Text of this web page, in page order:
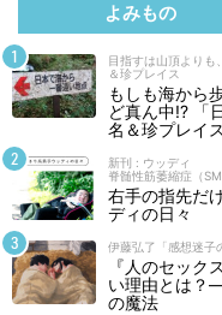
よみもの
目指すは山頂より
＆珍プレイス
もしも海から
ど真ん中!? 「
名＆珍プレイ
新刊 : ウッディ
脊髄性筋萎縮症（
右手の指先だ
ディの日々
伊藤弘了「感想迷子
『人のセック
い理由とは？
の魔法